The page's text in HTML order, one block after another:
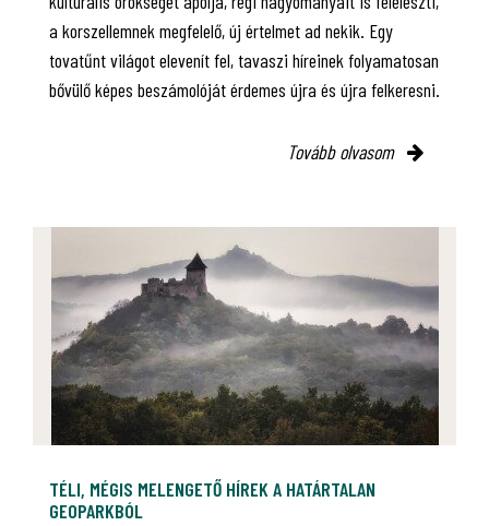
a korszellemnek megfelelő, új értelmet ad nekik. Egy
tovatűnt világot elevenít fel, tavaszi híreinek folyamatosan
bővülő képes beszámolóját érdemes újra és újra felkeresni.
Tovább olvasom
TÉLI, MÉGIS MELENGETŐ HÍREK A HATÁRTALAN
GEOPARKBÓL